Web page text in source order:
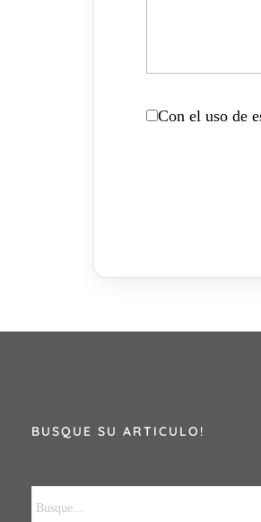
Con el uso de
BUSQUE SU ARTICULO!